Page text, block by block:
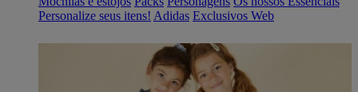
Personalize seus itens! Adidas Exclusivos Web